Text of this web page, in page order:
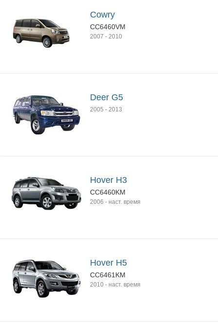
Cowry
CC6460VM
2007 - 2010
Deer G5
2005 - 2013
Hover H3
CC6460KM
2006 - наст. время
Hover H5
CC6461KM
2010 - наст. время